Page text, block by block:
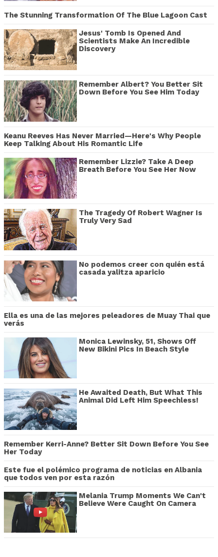
The Stunning Transformation Of The Blue Lagoon Cast
Jesus' Tomb Is Opened And
Scientists Make An Incredible
Discovery
Remember Albert? You Better Sit
Down Before You See Him Today
Keanu Reeves Has Never Married—Here's Why People
Keep Talking About His Romantic Life
Remember Lizzie? Take A Deep
Breath Before You See Her Now
The Tragedy Of Robert Wagner Is
Truly Very Sad
No podemos creer con quién está
casada yalitza aparicio
Ella es una de las mejores peleadores de Muay Thai que
verás
Monica Lewinsky, 51, Shows Off
New Bikini Pics In Beach Style
He Awaited Death, But What This
Animal Did Left Him Speechless!
Remember Kerri-Anne? Better Sit Down Before You See
Her Today
Este fue el polémico programa de noticias en Albania
que todos ven por esta razón
Melania Trump Moments We Can't
Believe Were Caught On Camera